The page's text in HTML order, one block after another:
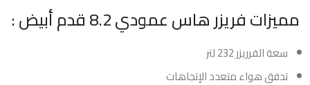
مميزات فريزر هاس عمودي 8.2 قدم أبيض :
سعة الفرريزر 232 لتر
تدفق هواء متعدد الإتجاهات